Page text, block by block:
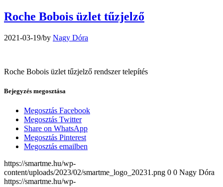
Roche Bobois üzlet tűzjelző
2021-03-19/by Nagy Dóra
Roche Bobois üzlet tűzjelző rendszer telepítés
Bejegyzés megosztása
Megosztás Facebook
Megosztás Twitter
Share on WhatsApp
Megosztás Pinterest
Megosztás emailben
https://smartme.hu/wp-
content/uploads/2023/02/smartme_logo_20231.png 0 0 Nagy Dóra
https://smartme.hu/wp-